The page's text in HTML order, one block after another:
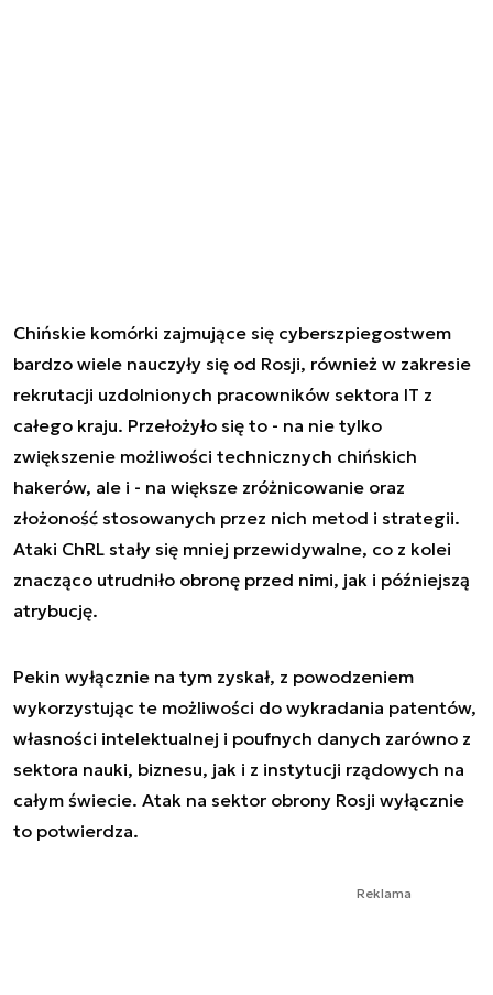
Chińskie komórki zajmujące się cyberszpiegostwem
bardzo wiele nauczyły się od Rosji, również w zakresie
rekrutacji uzdolnionych pracowników sektora IT z
całego kraju. Przełożyło się to - na nie tylko
zwiększenie możliwości technicznych chińskich
hakerów, ale i - na większe zróżnicowanie oraz
złożoność stosowanych przez nich metod i strategii.
Ataki ChRL stały się mniej przewidywalne, co z kolei
znacząco utrudniło obronę przed nimi, jak i późniejszą
atrybucję.
Pekin wyłącznie na tym zyskał, z powodzeniem
wykorzystując te możliwości do wykradania patentów,
własności intelektualnej i poufnych danych zarówno z
sektora nauki, biznesu, jak i z instytucji rządowych na
całym świecie. Atak na sektor obrony Rosji wyłącznie
to potwierdza.
Reklama